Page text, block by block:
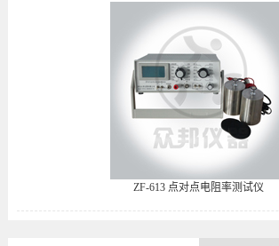
ZF-613 点对点电阻率测试仪